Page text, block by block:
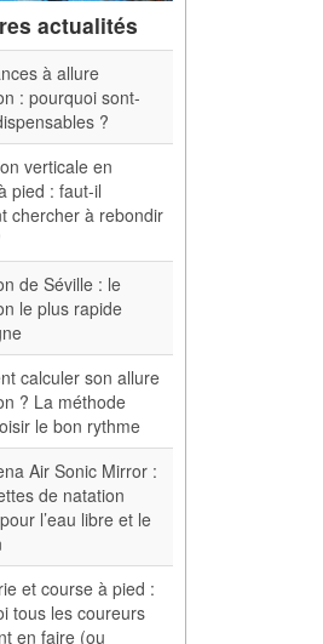
actualités
à allure
: pourquoi sont-
?
verticale en
pied : faut-il
chercher à rebondir
de Séville : le
le plus rapide
calculer son allure
? La méthode
le bon rythme
Air Sonic Mirror :
de natation
l’eau libre et le
et course à pied :
tous les coureurs
en faire (ou